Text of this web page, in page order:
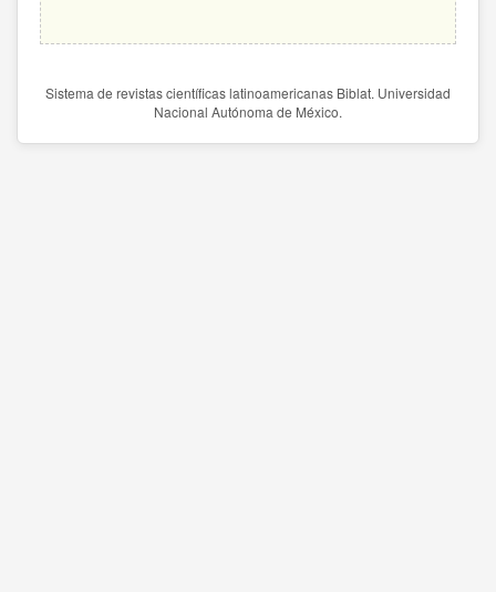
Sistema de revistas científicas latinoamericanas Biblat. Universidad
Nacional Autónoma de México.